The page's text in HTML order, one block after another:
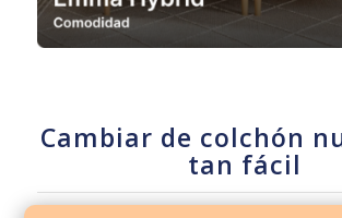
Cambiar de colchón
tan fácil